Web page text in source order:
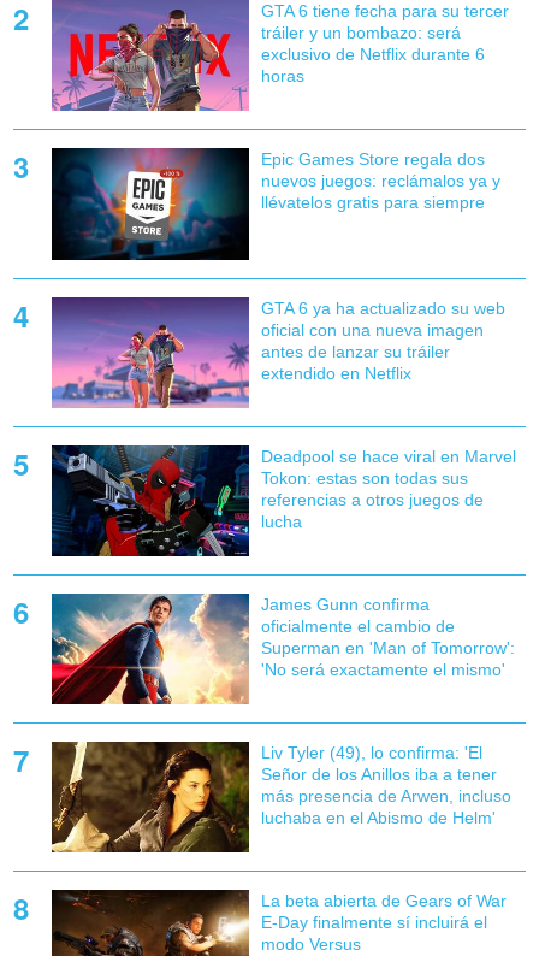
GTA 6 tiene fecha para su tercer
tráiler y un bombazo: será
exclusivo de Netflix durante 6
horas
Epic Games Store regala dos
nuevos juegos: reclámalos ya y
llévatelos gratis para siempre
GTA 6 ya ha actualizado su web
oficial con una nueva imagen
antes de lanzar su tráiler
extendido en Netflix
Deadpool se hace viral en Marvel
Tokon: estas son todas sus
referencias a otros juegos de
lucha
James Gunn confirma
oficialmente el cambio de
Superman en 'Man of Tomorrow':
'No será exactamente el mismo'
Liv Tyler (49), lo confirma: 'El
Señor de los Anillos iba a tener
más presencia de Arwen, incluso
luchaba en el Abismo de Helm'
La beta abierta de Gears of War
E-Day finalmente sí incluirá el
modo Versus